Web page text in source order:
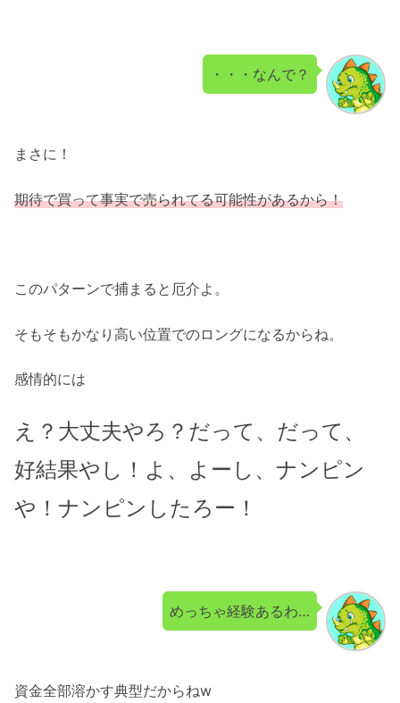
・・・なんで？
まさに！
期待で買って事実で売られてる可能性があるから！
このパターンで捕まると厄介よ。
そもそもかなり高い位置でのロングになるからね。
感情的には
え？大丈夫やろ？だって、だって、
好結果やし！よ、よーし、ナンピン
や！ナンピンしたろー！
めっちゃ経験あるわ…
資金全部溶かす典型だからねw